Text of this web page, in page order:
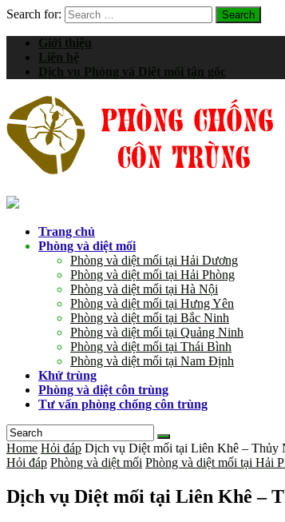
Search for:
Giới thiệu
Liên hệ
Dịch vụ Phòng và Diệt mối tận gốc
Trang chủ
Phòng và diệt mối
Phòng và diệt mối tại Hải Dương
Phòng và diệt mối tại Hải Phòng
Phòng và diệt mối tại Hà Nội
Phòng và diệt mối tại Hưng Yên
Phòng và diệt mối tại Bắc Ninh
Phòng và diệt mối tại Quảng Ninh
Phòng và diệt mối tại Thái Bình
Phòng và diệt mối tại Nam Định
Khử trùng
Phòng và diệt côn trùng
Tư vấn phòng chống côn trùng
Home Hỏi đáp Dịch vụ Diệt mối tại Liên Khê – Thủy
Hỏi đáp Phòng và diệt mối Phòng và diệt mối tại Hải
Dịch vụ Diệt mối tại Liên Khê –